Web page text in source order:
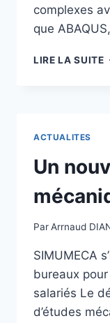
complexes
que
LIRE LA SUITE
ACTUALITES
Un
ParArrnaud
SIMUMECA
bureaux
salariés Le
d’études